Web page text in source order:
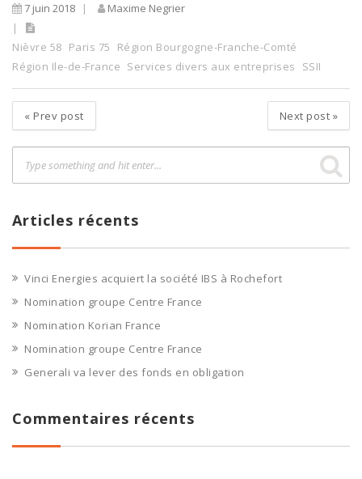
7 juin 2018 Maxime Negrier
Nièvre 58 Paris 75
Région Bourgogne-Franche-Comté
Région Ile-de-France Services divers aux entreprises SSII
« Prev post Next post »
Articles récents
Vinci Energies acquiert la société IBS à Rochefort
Nomination groupe Centre France
Nomination Korian France
Nomination groupe Centre France
Generali va lever des fonds en obligation
Commentaires récents